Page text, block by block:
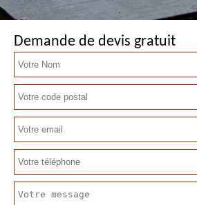
Demande de devis gratuit